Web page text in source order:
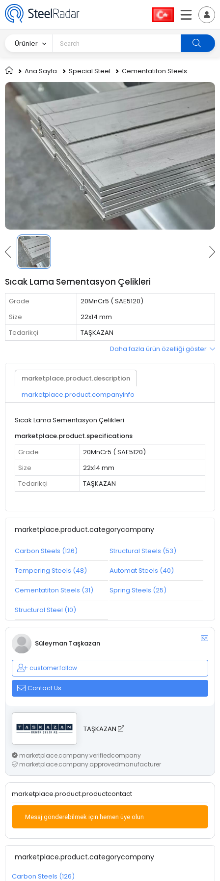
Ürünler
Ana Sayfa Special Steel Cementatiton Steels
Sıcak Lama Sementasyon Çelikleri
Grade
20MnCr5 ( SAE5120)
Size
22x14 mm
Tedarikçi
TAŞKAZAN
Daha fazla ürün özelliği göster
marketplace.product.description
marketplace.product.companyinfo
Sıcak Lama Sementasyon Çelikleri
marketplace.product.specifications
Grade
20MnCr5 ( SAE5120)
Size
22x14 mm
Tedarikçi
TAŞKAZAN
marketplace.product.categorycompany
Carbon Steels (126) Structural Steels (53)
Tempering Steels (48) Automat Steels (40)
Cementatiton Steels (31) Spring Steels (25)
Structural Steel (10)
Süleyman Taşkazan
customer.follow
Contact Us
TAŞKAZAN
marketplace.company.verifiedcompany
marketplace.company.approvedmanufacturer
marketplace.product.productcontact
Mesaj gönderebilmek için hemen üye olun
marketplace.product.categorycompany
Carbon Steels (126)